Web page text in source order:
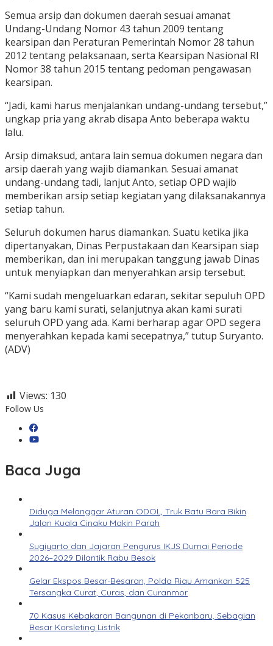
Semua arsip dan dokumen daerah sesuai amanat
Undang-Undang Nomor 43 tahun 2009 tentang
kearsipan dan Peraturan Pemerintah Nomor 28 tahun
2012 tentang pelaksanaan, serta Kearsipan Nasional RI
Nomor 38 tahun 2015 tentang pedoman pengawasan
kearsipan.
“Jadi, kami harus menjalankan undang-undang tersebut,”
ungkap pria yang akrab disapa Anto beberapa waktu
lalu.
Arsip dimaksud, antara lain semua dokumen negara dan
arsip daerah yang wajib diamankan. Sesuai amanat
undang-undang tadi, lanjut Anto, setiap OPD wajib
memberikan arsip setiap kegiatan yang dilaksanakannya
setiap tahun.
Seluruh dokumen harus diamankan. Suatu ketika jika
dipertanyakan, Dinas Perpustakaan dan Kearsipan siap
memberikan, dan ini merupakan tanggung jawab Dinas
untuk menyiapkan dan menyerahkan arsip tersebut.
“Kami sudah mengeluarkan edaran, sekitar sepuluh OPD
yang baru kami surati, selanjutnya akan kami surati
seluruh OPD yang ada. Kami berharap agar OPD segera
menyerahkan kepada kami secepatnya,” tutup Suryanto.
(ADV)
Views: 130
Follow Us
Baca Juga
Diduga Melanggar Aturan ODOL, Truk Batu Bara Bikin
Jalan Kuala Cinaku Makin Parah
Sugiyarto dan Jajaran Pengurus IKJS Dumai Periode
2026–2029 Dilantik Rabu Besok
Gelar Ekspos Besar-Besaran, Polda Riau Amankan 525
Tersangka Curat, Curas, dan Curanmor
70 Kasus Kebakaran Bangunan di Pekanbaru, Sebagian
Besar Korsleting Listrik